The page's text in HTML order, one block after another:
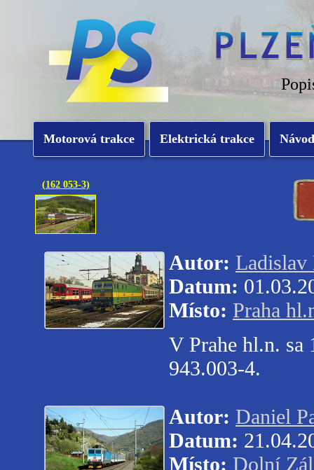
Motorová trakce Elektrická trakce
(162 053-3)
Autor:
Datum:
Místo: Praha
V Prahe hl.n.
943.003-4.
Autor: Daniel
Datum:
Místo: Dolní